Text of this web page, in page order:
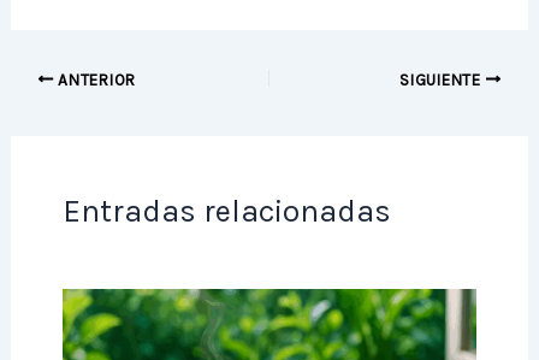
ANTERIOR SIGUIENTE
Entradas relacionadas